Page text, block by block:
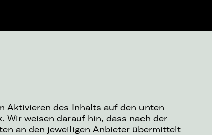
Aktivieren des Inhalts auf den unten
Wir weisen darauf hin, dass nach der
an den jeweiligen Anbieter übermittelt